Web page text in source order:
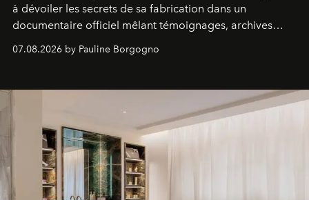
à dévoiler les secrets de sa fabrication dans un
documentaire officiel mêlant témoignages, archives
inédites et plongée dans les coulisses d'un phénomène
générationnel.
07.08.2026 by Pauline Borgogno